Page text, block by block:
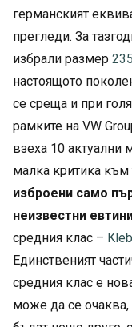
германският
прегледи. За
избрали размер
настоящото
се среща и при
рамките на VW
взеха 10 актуални
малка критика към
изброени само
неизвестни
средния клас –
Единственият
средния клас е
може да се